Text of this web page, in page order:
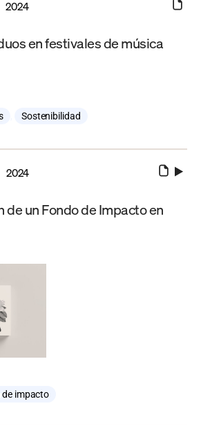
2024
en festivales de música
Sostenibilidad
2024
de un Fondo de Impacto en
de impacto